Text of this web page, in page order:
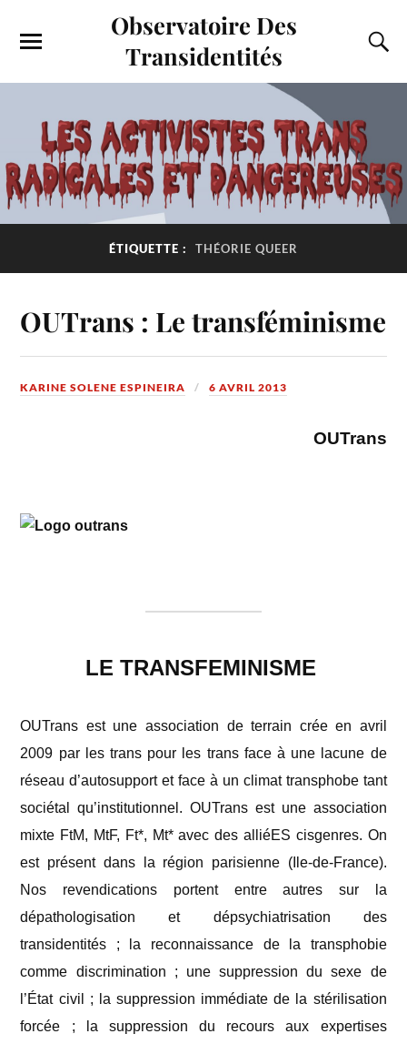
Observatoire Des
Transidentités
ÉTIQUETTE : THÉORIE QUEER
OUTrans : Le transféminisme
KARINE SOLENE ESPINEIRA 6 AVRIL 2013
OUTrans
LE TRANSFEMINISME
OUTrans est une association de terrain crée en avril
2009 par les trans pour les trans face à une lacune de
réseau d’autosupport et face à un climat transphobe tant
sociétal qu’institutionnel. OUTrans est une association
mixte FtM, MtF, Ft*, Mt* avec des alliéES cisgenres. On
est présent dans la région parisienne (Ile-de-France).
Nos revendications portent entre autres sur la
dépathologisation et dépsychiatrisation des
transidentités ; la reconnaissance de la transphobie
comme discrimination ; une suppression du sexe de
l’État civil ; la suppression immédiate de la stérilisation
forcée ; la suppression du recours aux expertises